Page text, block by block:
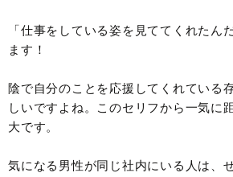
「仕事をしている姿を見ててくれたん
ます！
陰で自分のことを応援してくれている
しいですよね。このセリフから一気に
大です。
気になる男性が同じ社内にいる人は、